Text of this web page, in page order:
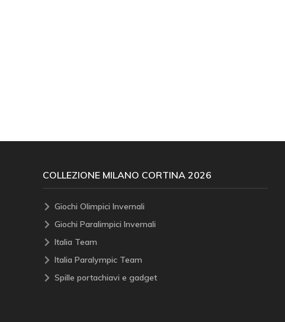
COLLEZIONE MILANO CORTINA 2026
Giochi Olimpici Invernali
Giochi Paralimpici Invernali
Italia Team
Italia Paralympic Team
Spille portachiavi e gadget